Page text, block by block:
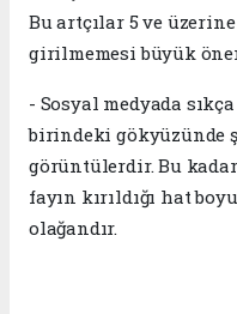
Bu artçılar 5 ve
girilmemesi büyük
- Sosyal medyada
birindeki gökyüzünde
görüntülerdir. Bu
fayın kırıldığı hat
olağandır.